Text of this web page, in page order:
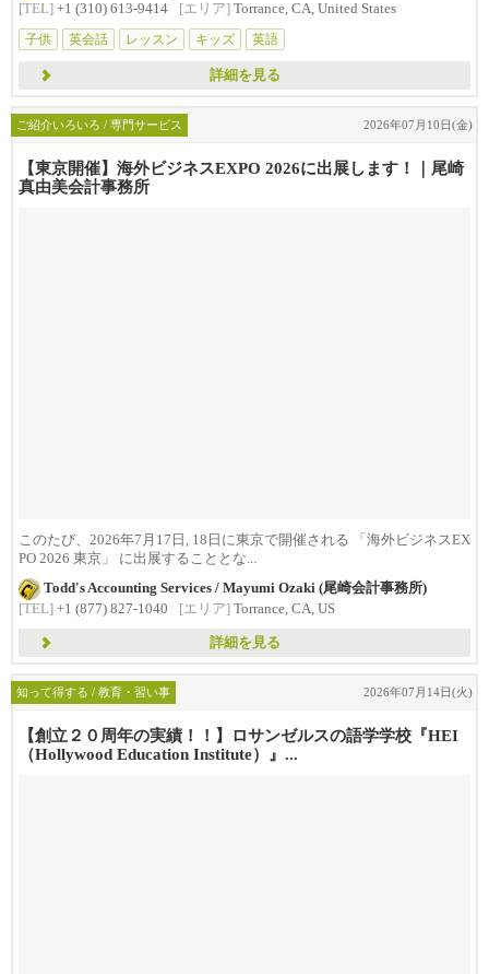
[TEL] +1 (310) 613-9414 [エリア] Torrance, CA, United States
子供
英会話 レッスン キッズ 英語
詳細を見る
ご紹介いろいろ / 専門サービス 2026年07月10日(金)
【東京開催】海外ビジネスEXPO 2026に出展します！｜尾崎
真由美会計事務所
このたび、2026年7月17日, 18日に東京で開催される 「海外ビジネスEX
PO 2026 東京」 に出展することとな...
Todd's Accounting Services / Mayumi Ozaki (尾崎会計事務所)
[TEL] +1 (877) 827-1040 [エリア] Torrance, CA, US
詳細を見る
知って得する / 教育・習い事 2026年07月14日(火)
【創立２０周年の実績！！】ロサンゼルスの語学学校『HEI
（Hollywood Education Institute）』...